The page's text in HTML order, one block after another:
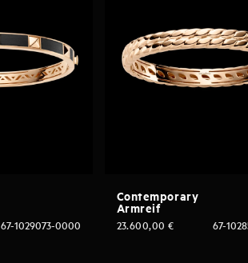
67-1029073-0000
Contemporary
Armreif
67-
23.600,00€